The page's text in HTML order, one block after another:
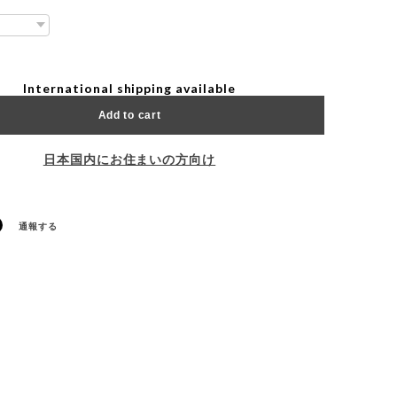
International shipping available
Add to cart
日本国内にお住まいの方向け
通報する